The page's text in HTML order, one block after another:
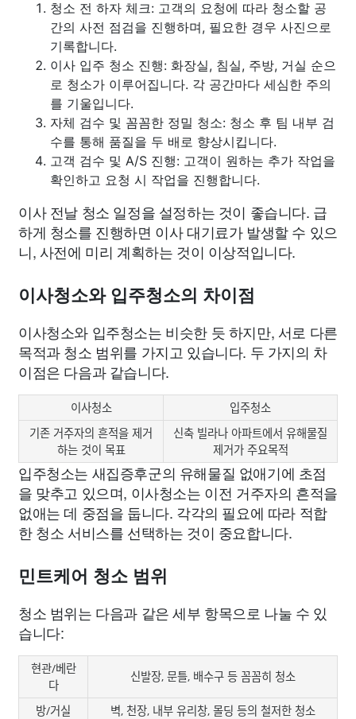
청소 전 하자 체크: 고객의 요청에 따라 청소할 공
간의 사전 점검을 진행하며, 필요한 경우 사진으로
기록합니다.
이사 입주 청소 진행: 화장실, 침실, 주방, 거실 순으
로 청소가 이루어집니다. 각 공간마다 세심한 주의
를 기울입니다.
자체 검수 및 꼼꼼한 정밀 청소: 청소 후 팀 내부 검
수를 통해 품질을 두 배로 향상시킵니다.
고객 검수 및 A/S 진행: 고객이 원하는 추가 작업을
확인하고 요청 시 작업을 진행합니다.
이사 전날 청소 일정을 설정하는 것이 좋습니다. 급
하게 청소를 진행하면 이사 대기료가 발생할 수 있으
니, 사전에 미리 계획하는 것이 이상적입니다.
이사청소와 입주청소의 차이점
이사청소와 입주청소는 비슷한 듯 하지만, 서로 다른
목적과 청소 범위를 가지고 있습니다. 두 가지의 차
이점은 다음과 같습니다.
이사청소
입주청소
기존 거주자의 흔적을 제거
하는 것이 목표
신축 빌라나 아파트에서 유해물질
제거가 주요목적
입주청소는 새집증후군의 유해물질 없애기에 초점
을 맞추고 있으며, 이사청소는 이전 거주자의 흔적을
없애는 데 중점을 둡니다. 각각의 필요에 따라 적합
한 청소 서비스를 선택하는 것이 중요합니다.
민트케어 청소 범위
청소 범위는 다음과 같은 세부 항목으로 나눌 수 있
습니다:
현관/베란
다
신발장, 문틀, 배수구 등 꼼꼼히 청소
방/거실 벽, 천장, 내부 유리창, 몰딩 등의 철저한 청소